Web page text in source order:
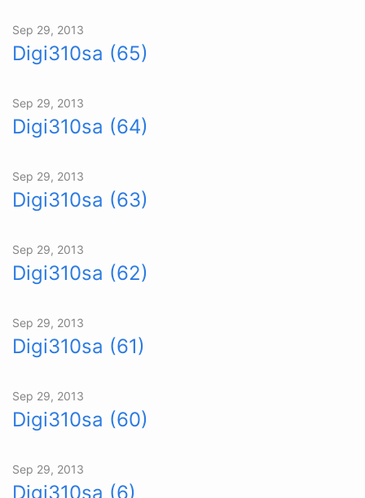
Sep 29, 2013
Digi310sa (65)
Sep 29, 2013
Digi310sa (64)
Sep 29, 2013
Digi310sa (63)
Sep 29, 2013
Digi310sa (62)
Sep 29, 2013
Digi310sa (61)
Sep 29, 2013
Digi310sa (60)
Sep 29, 2013
Digi310sa (6)